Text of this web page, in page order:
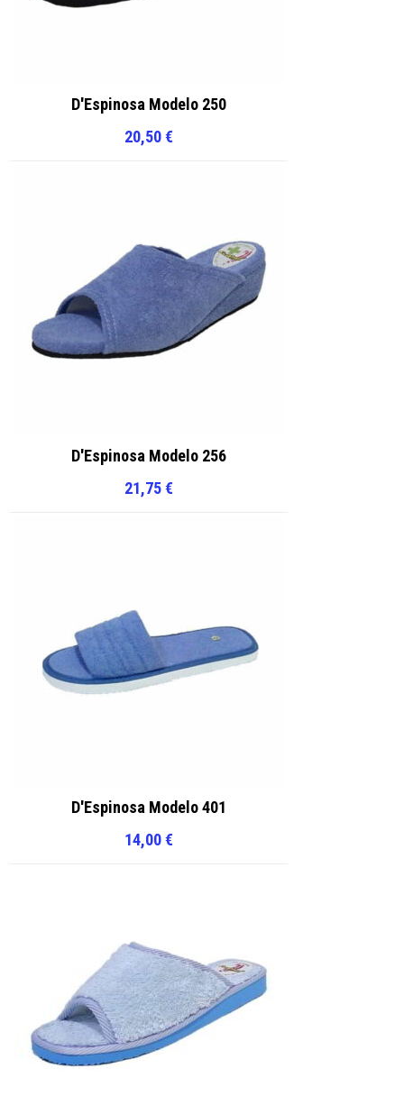
D'Espinosa Modelo 250
20,50€
D'Espinosa Modelo 256
21,75€
D'Espinosa Modelo 401
14,00€